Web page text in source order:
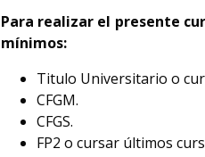
Para realizar el presente
mínimos:
Titulo Universitario o
CFGM.
CFGS.
FP2 o cursar últimos